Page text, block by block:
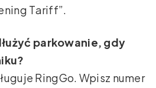
Tariff”.
parkowanie, gdy
RingGo. Wpisz numer